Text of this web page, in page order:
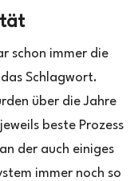
schon immer die
Schlagwort.
über die Jahre
beste Prozess
der auch einiges
immer noch so